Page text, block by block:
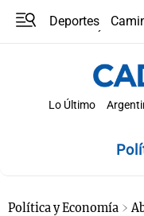
Deportes
Lo Último
Política y Economía